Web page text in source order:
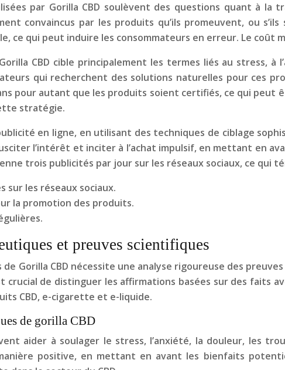
par Gorilla CBD soulèvent des questions quant à la
convaincus par les produits qu’ils promeuvent, ou
ce qui peut induire les consommateurs en erreur. Le coût
CBD cible principalement les termes liés au stress, à
qui recherchent des solutions naturelles pour ces
pour autant que les produits soient certifiés, ce qui peut
stratégie.
en ligne, en utilisant des techniques de ciblage
l’intérêt et inciter à l’achat impulsif, en mettant en
trois publicités par jour sur les réseaux sociaux, ce qui
sur les réseaux sociaux.
la promotion des produits.
et preuves scientifiques
Gorilla CBD nécessite une analyse rigoureuse des
crucial de distinguer les affirmations basées sur des faits
CBD, e-cigarette et e-liquide.
de gorilla CBD
aider à soulager le stress, l’anxiété, la douleur, les
positive, en mettant en avant les bienfaits